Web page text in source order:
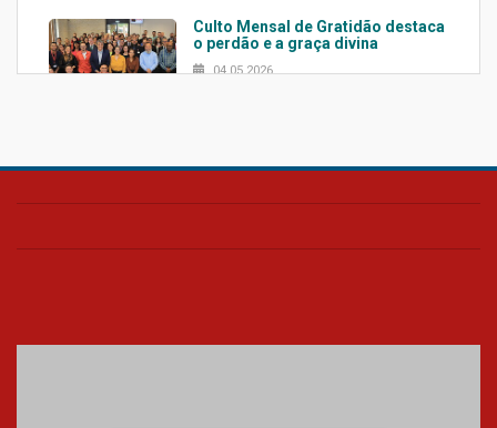
Culto Mensal de Gratidão destaca
o perdão e a graça divina
04.05.2026
Confira como foi o culto mensal